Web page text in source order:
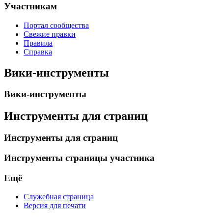
Участникам
Портал сообщества
Свежие правки
Правила
Справка
Вики-инструменты
Вики-инструменты
Инструменты для страниц
Инструменты для страниц
Инструменты страницы участника
Ещё
Служебная страница
Версия для печати